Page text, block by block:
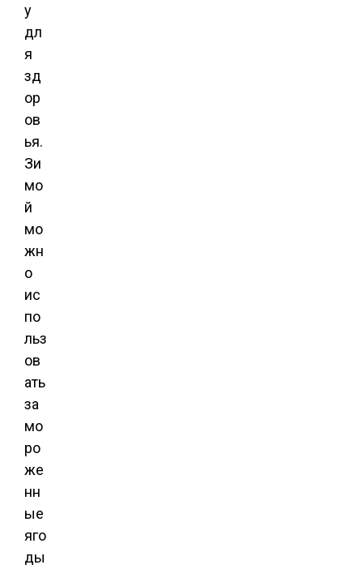
у
дл
я
зд
ор
ов
ья.
Зи
мо
й
мо
жн
о
ис
по
льз
ов
ать
за
мо
ро
же
нн
ые
яго
ды